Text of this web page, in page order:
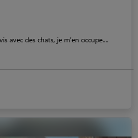
avec des chats, je m'en occupe....